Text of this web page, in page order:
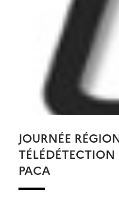
JOURNÉE
TÉLÉDÉTECTION
PACA